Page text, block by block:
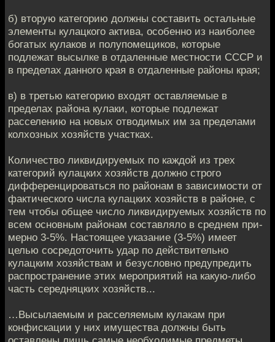
б) вторую категорию должны составить остальные
элементы кулацкого ак­тива, особенно из наиболее
богатых кулаков и полупомещиков, которые
подлежат высылке в отдаленные местности СССР и
в пределах данного края в от­даленные районы края;
в) в третью категорию входят оставляемые в
пределах района кулаки, ко­торые подлежат
расселению на новых отводимых им за пределами
колхозных хозяйств участках.
Количество ликвидируемых по каждой из трех
категорий кулацких хо­зяйств должно строго
дифференцироваться по районам в зависимости от
фак­тического числа кулацких хозяйств в районе, с
тем чтобы общее число лик­видируемых хозяйств по
всем основным районам составляло в среднем при­
мерно 3-5%. Настоящее указание (3-5%) имеет
целью сосредоточить удар по действительно
кулацким хозяйствам и безусловно предупредить
распро­странение этих мероприятий на какую-либо
часть середняцких хозяйств...
…Высылаемым и расселяемым кулакам при
конфискации у них имущест­ва должны быть